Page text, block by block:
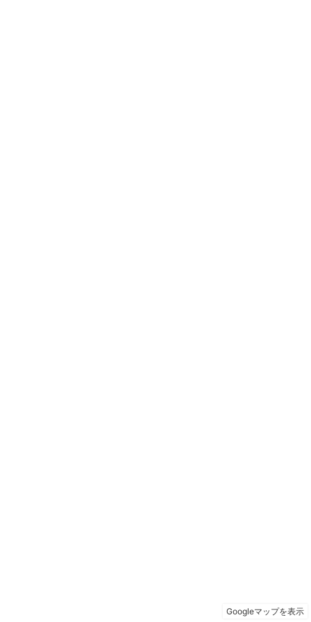
Googleマップを表示